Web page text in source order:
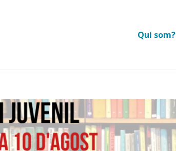
Qui som?